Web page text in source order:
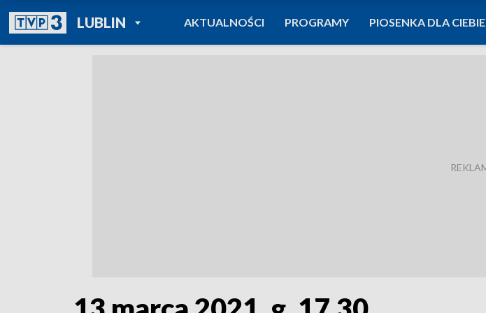
LUBLINPOWRÓT DO
TVP REGIONY
AKTUALNOŚCI PROGRAMY PIOSENKA DLA CIEBIE